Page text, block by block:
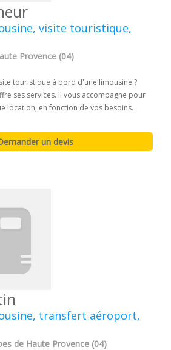
visite touristique,
Provence (04)
touristique à bord d'une limousine ?
ses services. Il vous accompagne pour
location, en fonction de vos besoins.
transfert aéroport,
de Haute Provence (04)